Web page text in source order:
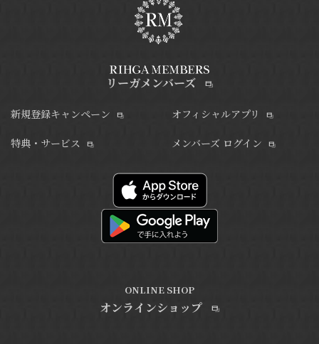
リーガメンバーズ
新規登録キャンペーン
特典・サービス
オフィシャルアプリ
メンバーズ ログイン
ONLINE SHOP
オンラインショップ